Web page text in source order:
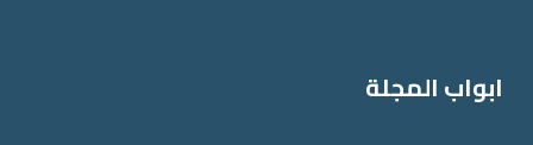
ابواب المجلة